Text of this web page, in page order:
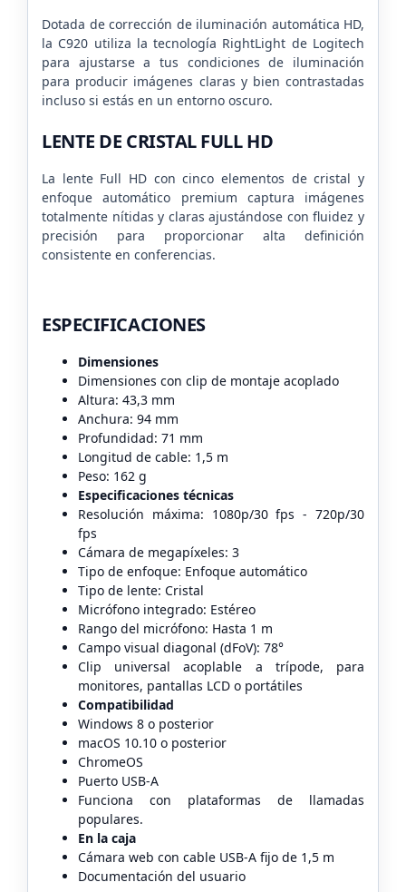
Dotada de corrección de iluminación automática HD,
la C920 utiliza la tecnología RightLight de Logitech
para ajustarse a tus condiciones de iluminación
para producir imágenes claras y bien contrastadas
incluso si estás en un entorno oscuro.
LENTE DE CRISTAL FULL HD
La lente Full HD con cinco elementos de cristal y
enfoque automático premium captura imágenes
totalmente nítidas y claras ajustándose con fluidez y
precisión para proporcionar alta definición
consistente en conferencias.
ESPECIFICACIONES
Dimensiones
Dimensiones con clip de montaje acoplado
Altura: 43,3 mm
Anchura: 94 mm
Profundidad: 71 mm
Longitud de cable: 1,5 m
Peso: 162 g
Especificaciones técnicas
Resolución máxima: 1080p/30 fps - 720p/30
fps
Cámara de megapíxeles: 3
Tipo de enfoque: Enfoque automático
Tipo de lente: Cristal
Micrófono integrado: Estéreo
Rango del micrófono: Hasta 1 m
Campo visual diagonal (dFoV): 78°
Clip universal acoplable a trípode, para
monitores, pantallas LCD o portátiles
Compatibilidad
Windows 8 o posterior
macOS 10.10 o posterior
ChromeOS
Puerto USB-A
Funciona con plataformas de llamadas
populares.
En la caja
Cámara web con cable USB-A fijo de 1,5 m
Documentación del usuario